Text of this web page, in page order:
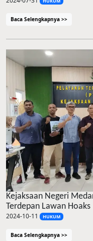
Baca Selengkapnya >>
Kejaksaan Negeri
Terdepan Lawan Hoaks
2024-10-11 HUKUM
Baca Selengkapnya >>